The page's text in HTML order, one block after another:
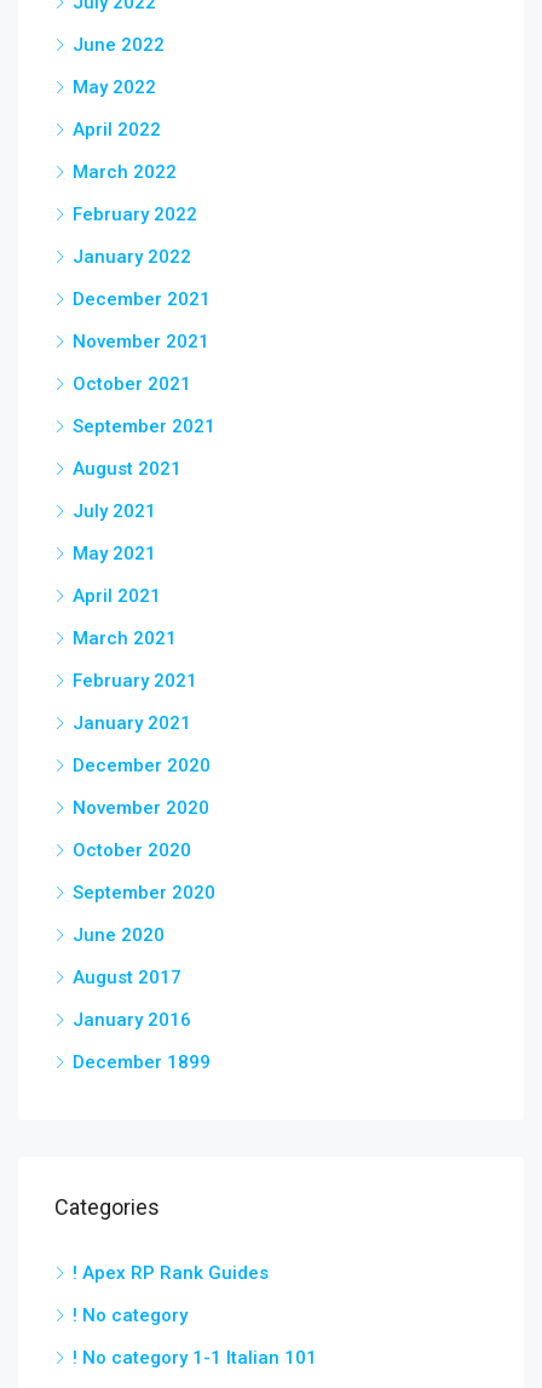
June 2022
May 2022
April 2022
March 2022
February 2022
January 2022
December 2021
November 2021
October 2021
September 2021
August 2021
July 2021
May 2021
April 2021
March 2021
February 2021
January 2021
December 2020
November 2020
October 2020
September 2020
June 2020
August 2017
January 2016
December 1899
Categories
! Apex RP Rank Guides
! No category
! No category 1-1 Italian 101